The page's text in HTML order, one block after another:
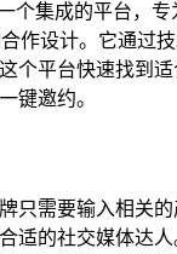
个集成的平台，
作设计。它通过
个平台快速找到
键邀约。
只需要输入相关的
适的社交媒体达